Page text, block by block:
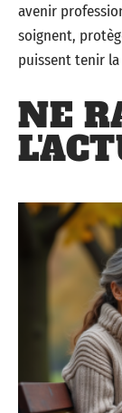
avenir
soignent,
puissent tenir la
NE